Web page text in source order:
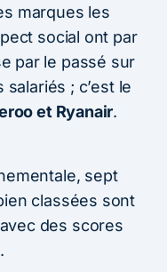
marques les
social ont par
par le passé sur
; c’est le
et Ryanair.
sept
classées sont
des scores